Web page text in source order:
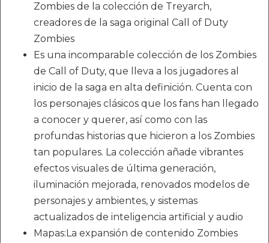
Zombies de la colección de Treyarch,
creadores de la saga original Call of Duty
Zombies
Es una incomparable colección de los Zombies
de Call of Duty, que lleva a los jugadores al
inicio de la saga en alta definición. Cuenta con
los personajes clásicos que los fans han llegado
a conocer y querer, así como con las
profundas historias que hicieron a los Zombies
tan populares. La colección añade vibrantes
efectos visuales de última generación,
iluminación mejorada, renovados modelos de
personajes y ambientes, y sistemas
actualizados de inteligencia artificial y audio
Mapas:La expansión de contenido Zombies